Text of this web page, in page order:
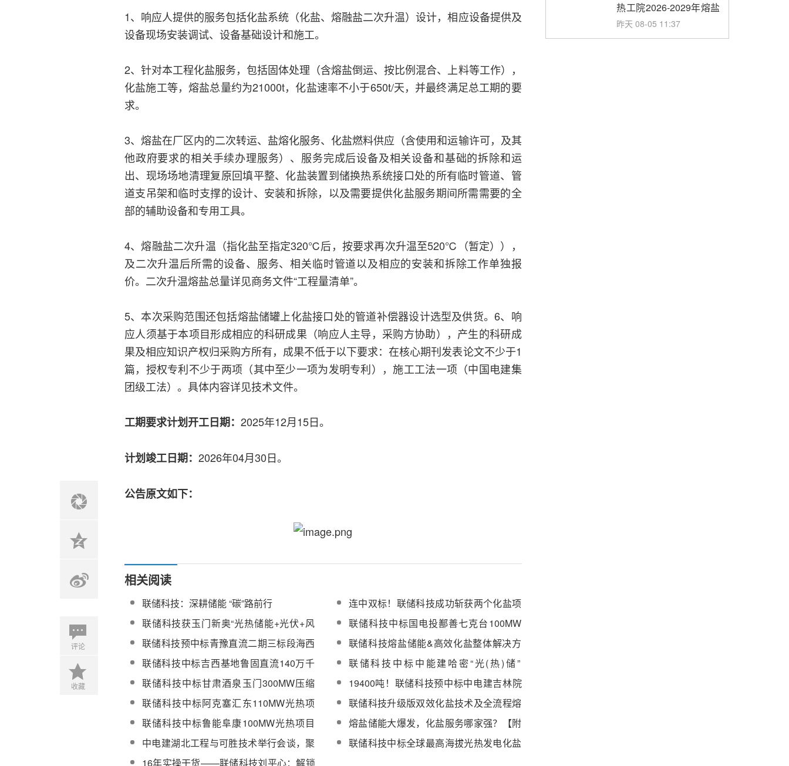
1、响应人提供的服务包括化盐系统（化盐、熔融盐二次升温）设计，相应设备提供及
设备现场安装调试、设备基础设计和施工。
2、针对本工程化盐服务，包括固体处理（含熔盐倒运、按比例混合、上料等工作），
化盐施工等，熔盐总量约为21000t，化盐速率不小于650t/天，并最终满足总工期的要
求。
3、熔盐在厂区内的二次转运、盐熔化服务、化盐燃料供应（含使用和运输许可，及其
他政府要求的相关手续办理服务）、服务完成后设备及相关设备和基础的拆除和运
出、现场场地清理复原回填平整、化盐装置到储换热系统接口处的所有临时管道、管
道支吊架和临时支撑的设计、安装和拆除，以及需要提供化盐服务期间所需需要的全
部的辅助设备和专用工具。
4、熔融盐二次升温（指化盐至指定320℃后，按要求再次升温至520℃（暂定）），
及二次升温后所需的设备、服务、相关临时管道以及相应的安装和拆除工作单独报
价。二次升温熔盐总量详见商务文件“工程量清单”。
5、本次采购范围还包括熔盐储罐上化盐接口处的管道补偿器设计选型及供货。6、响
应人须基于本项目形成相应的科研成果（响应人主导，采购方协助），产生的科研成
果及相应知识产权归采购方所有，成果不低于以下要求：在核心期刊发表论文不少于1
篇，授权专利不少于两项（其中至少一项为发明专利），施工工法一项（中国电建集
团级工法）。具体内容详见技术文件。
工期要求计划开工日期： 2025年12月15日。
计划竣工日期： 2026年04月30日。
公告原文如下：
评论
收藏
相关阅读
联储科技：深耕储能 “碳”路前行
连中双标！联储科技成功斩获两个化盐项
目订单
联储科技获玉门新奥“光热储能+光伏+风
电”示范项目总包认可
联储科技中标国电投鄯善七克台100MW
光热发电项目化盐服务
联储科技预中标青豫直流二期三标段海西
基地10万千瓦光热工程第二批加盐化盐服
务
联储科技熔盐储能&高效化盐整体解决方
案将亮相CPC2025第十二届光热大会
联储科技中标吉西基地鲁固直流140万千
瓦外送项目2-1（光热100MW）化盐服务
联储科技中标中能建哈密“光(热)储”
1500MW基地项目150MW光热电站化盐
服务项目
联储科技中标甘肃酒泉玉门300MW压缩
空气储能电站示范工程EPC总承包项目三
元熔盐化盐服务
19400吨！联储科技预中标中电建吉林院
100MW光热工程EPC总承包项目化盐服
务
联储科技中标阿克塞汇东110MW光热项
目化盐服务
联储科技升级版双效化盐技术及全流程熔
盐储能系统解决方案将重磅亮相
CPC2026
联储科技中标鲁能阜康100MW光热项目
化盐工程技术服务
熔盐储能大爆发，化盐服务哪家强？【附
重点厂商名录&项目业绩】
中电建湖北工程与可胜技术举行会谈，聚
焦光热领域务实合作
联储科技中标全球最高海拔光热发电化盐
16年实操干货——联储科技刘平心：解锁
热工院2026-2029年熔盐
介质框架协议
昨天 08-05 11:37